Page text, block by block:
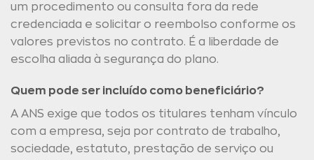
um procedimento ou consulta fora da rede
credenciada e solicitar o reembolso conforme os
valores previstos no contrato. É a liberdade de
escolha aliada à segurança do plano.
Quem pode ser incluído como beneficiário?
A ANS exige que todos os titulares tenham vínculo
com a empresa, seja por contrato de trabalho,
sociedade, estatuto, prestação de serviço ou